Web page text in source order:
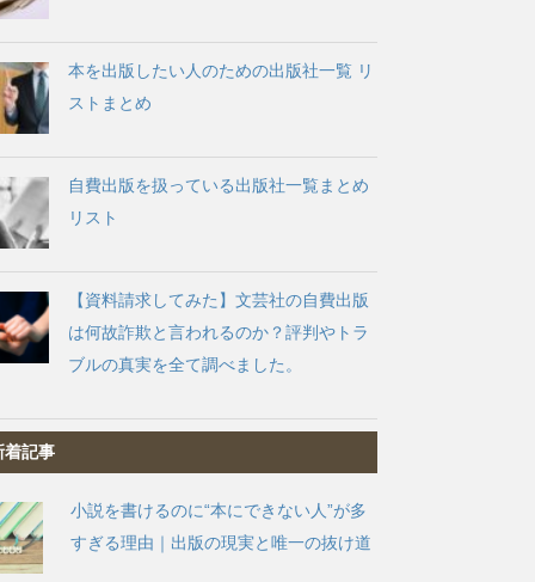
本を出版したい人のための出版社一覧 リ
ストまとめ
自費出版を扱っている出版社一覧まとめ
リスト
【資料請求してみた】文芸社の自費出版
は何故詐欺と言われるのか？評判やトラ
ブルの真実を全て調べました。
着記事
小説を書けるのに“本にできない人”が多
すぎる理由｜出版の現実と唯一の抜け道